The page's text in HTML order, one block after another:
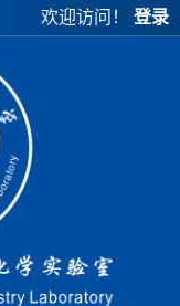
欢迎访问！ 登录